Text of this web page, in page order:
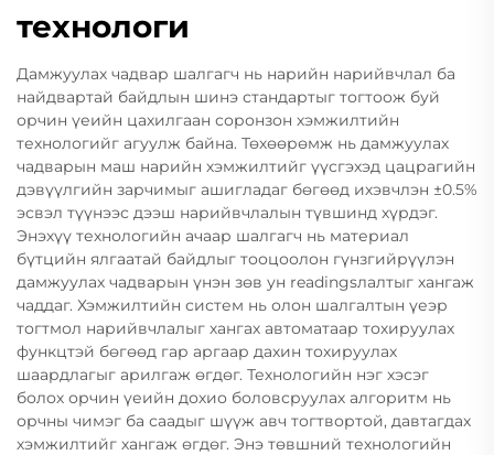
технологи
Дамжуулах чадвар шалгагч нь нарийн нарийвчлал ба
найдвартай байдлын шинэ стандартыг тогтоож буй
орчин үеийн цахилгаан соронзон хэмжилтийн
технологийг агуулж байна. Төхөөрөмж нь дамжуулах
чадварын маш нарийн хэмжилтийг үүсгэхэд цацрагийн
дэвүүлгийн зарчимыг ашигладаг бөгөөд ихэвчлэн ±0.5%
эсвэл түүнээс дээш нарийвчлалын түвшинд хүрдэг.
Энэхүү технологийн ачаар шалгагч нь материал
бүтцийн ялгаатай байдлыг тооцоолон гүнзгийрүүлэн
дамжуулах чадварын үнэн зөв ун readingsлалтыг хангаж
чаддаг. Хэмжилтийн систем нь олон шалгалтын үеэр
тогтмол нарийвчлалыг хангах автоматаар тохируулах
функцтэй бөгөөд гар аргаар дахин тохируулах
шаардлагыг арилгаж өгдөг. Технологийн нэг хэсэг
болох орчин үеийн дохио боловсруулах алгоритм нь
орчны чимэг ба саадыг шүүж авч тогтвортой, давтагдах
хэмжилтийг хангаж өгдөг. Энэ төвшний технологийн